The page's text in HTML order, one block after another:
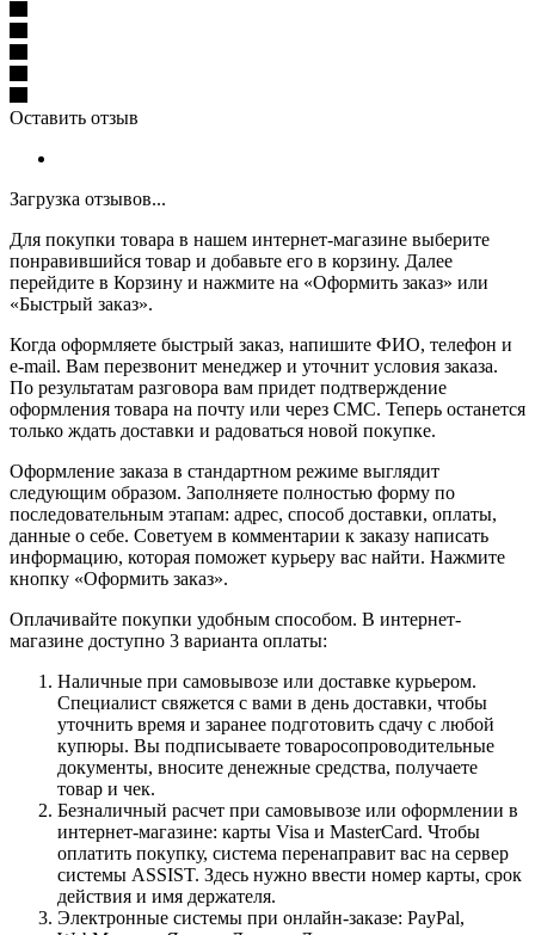
Оставить отзыв
Загрузка отзывов...
Для покупки товара в нашем интернет-магазине выберите
понравившийся товар и добавьте его в корзину. Далее
перейдите в Корзину и нажмите на «Оформить заказ» или
«Быстрый заказ».
Когда оформляете быстрый заказ, напишите ФИО, телефон и
e-mail. Вам перезвонит менеджер и уточнит условия заказа.
По результатам разговора вам придет подтверждение
оформления товара на почту или через СМС. Теперь останется
только ждать доставки и радоваться новой покупке.
Оформление заказа в стандартном режиме выглядит
следующим образом. Заполняете полностью форму по
последовательным этапам: адрес, способ доставки, оплаты,
данные о себе. Советуем в комментарии к заказу написать
информацию, которая поможет курьеру вас найти. Нажмите
кнопку «Оформить заказ».
Оплачивайте покупки удобным способом. В интернет-
магазине доступно 3 варианта оплаты:
Наличные при самовывозе или доставке курьером.
Специалист свяжется с вами в день доставки, чтобы
уточнить время и заранее подготовить сдачу с любой
купюры. Вы подписываете товаросопроводительные
документы, вносите денежные средства, получаете
товар и чек.
Безналичный расчет при самовывозе или оформлении в
интернет-магазине: карты Visa и MasterCard. Чтобы
оплатить покупку, система перенаправит вас на сервер
системы ASSIST. Здесь нужно ввести номер карты, срок
действия и имя держателя.
Электронные системы при онлайн-заказе: PayPal,